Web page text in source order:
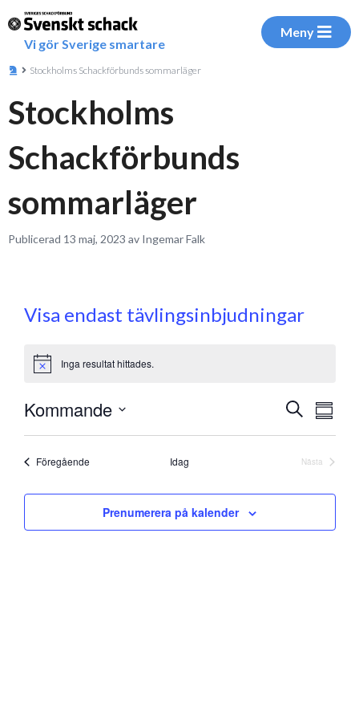
Vi gör Sverige smartare
Meny
Stockholms Schackförbunds sommarläger
Stockholms
Schackförbunds
sommarläger
Publicerad 13 maj, 2023 av Ingemar Falk
Visa endast tävlingsinbjudningar
Notice Inga resultat hittades.
Search
and
Views
Sök
Kommande
Välj
datum
FöregåendeEvenemang Idag
Nästa
Prenumerera på kalender